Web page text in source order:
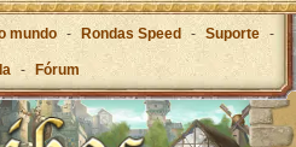
mundo - Rondas Speed - Suporte -
- Fórum